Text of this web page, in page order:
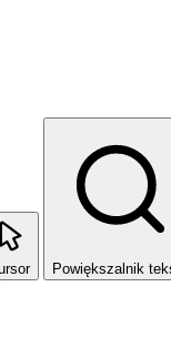
Powiększalnik